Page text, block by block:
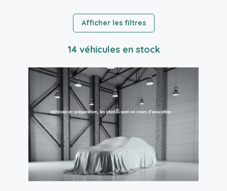
Afficher les filtres
14 véhicules en stock